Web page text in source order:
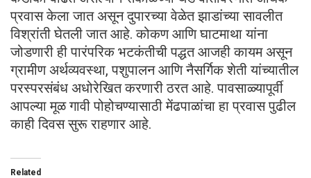
प्रवास केला जात असून दुपारच्या वेळेत झाडांच्या सावलीत
विश्रांती घेतली जात आहे. कोकण आणि घाटमाथा यांना
जोडणारी ही पारंपरिक भटकंतीची पद्धत आजही कायम असून
ग्रामीण अर्थव्यवस्था, पशुपालन आणि नैसर्गिक शेती यांच्यातील
परस्परसंबंध अधोरेखित करणारी ठरत आहे. पावसाळ्यापूर्वी
आपल्या मूळ गावी पोहोचण्यासाठी मेंढपाळांचा हा प्रवास पुढील
काही दिवस सुरू राहणार आहे.
Related